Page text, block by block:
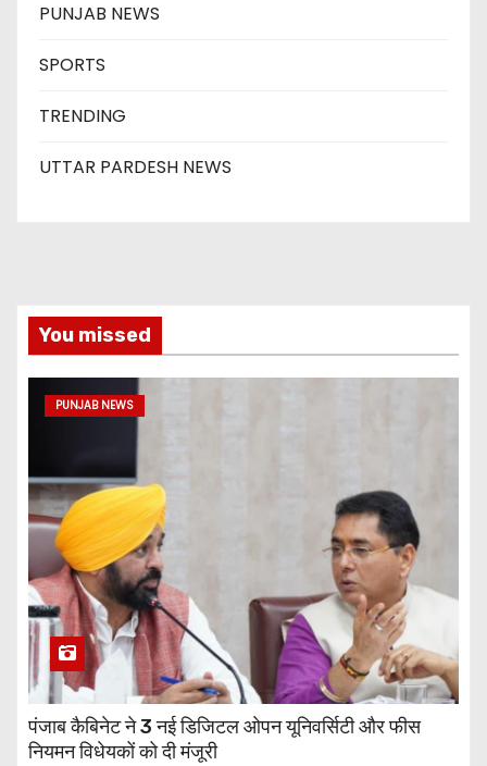
PUNJAB NEWS
SPORTS
TRENDING
UTTAR PARDESH NEWS
You missed
PUNJAB NEWS
पंजाब कैबिनेट ने 3 नई डिजिटल ओपन यूनिवर्सिटी और फीस
नियमन विधेयकों को दी मंजूरी